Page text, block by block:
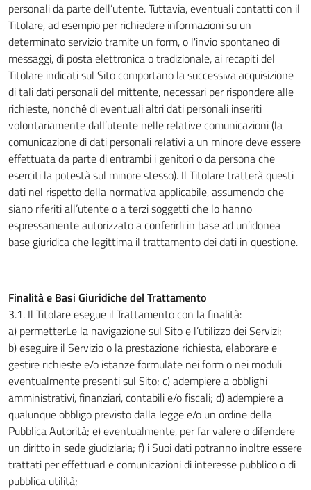
personali da parte dell’utente. Tuttavia, eventuali contatti con il
Titolare, ad esempio per richiedere informazioni su un
determinato servizio tramite un form, o l'invio spontaneo di
messaggi, di posta elettronica o tradizionale, ai recapiti del
Titolare indicati sul Sito comportano la successiva acquisizione
di tali dati personali del mittente, necessari per rispondere alle
richieste, nonché di eventuali altri dati personali inseriti
volontariamente dall’utente nelle relative comunicazioni (la
comunicazione di dati personali relativi a un minore deve essere
effettuata da parte di entrambi i genitori o da persona che
eserciti la potestà sul minore stesso). Il Titolare tratterà questi
dati nel rispetto della normativa applicabile, assumendo che
siano riferiti all’utente o a terzi soggetti che lo hanno
espressamente autorizzato a conferirli in base ad un’idonea
base giuridica che legittima il trattamento dei dati in questione.
Finalità e Basi Giuridiche del Trattamento
3.1. Il Titolare esegue il Trattamento con la finalità:
a) permetterLe la navigazione sul Sito e l’utilizzo dei Servizi;
b) eseguire il Servizio o la prestazione richiesta, elaborare e
gestire richieste e/o istanze formulate nei form o nei moduli
eventualmente presenti sul Sito; c) adempiere a obblighi
amministrativi, finanziari, contabili e/o fiscali; d) adempiere a
qualunque obbligo previsto dalla legge e/o un ordine della
Pubblica Autorità; e) eventualmente, per far valere o difendere
un diritto in sede giudiziaria; f) i Suoi dati potranno inoltre essere
trattati per effettuarLe comunicazioni di interesse pubblico o di
pubblica utilità;